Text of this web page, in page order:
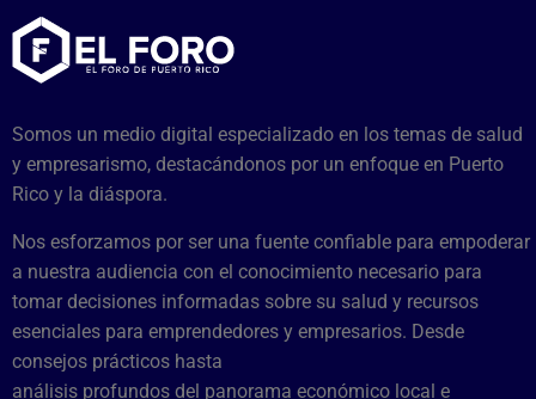
Somos un medio digital especializado en los temas de salud
y empresarismo, destacándonos por un enfoque en Puerto
Rico y la diáspora.
Nos esforzamos por ser una fuente confiable para empoderar
a nuestra audiencia con el conocimiento necesario para
tomar decisiones informadas sobre su salud y recursos
esenciales para emprendedores y empresarios. Desde
consejos prácticos hasta
análisis profundos del panorama económico local e